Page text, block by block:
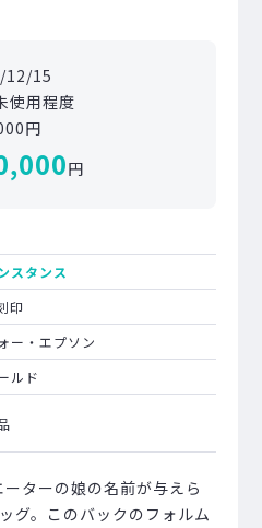
12/15
使用程度
円
円
スタンス
印
ー・エプソン
ルド
ターの娘の名前が与えら
グ。このバックのフォルム